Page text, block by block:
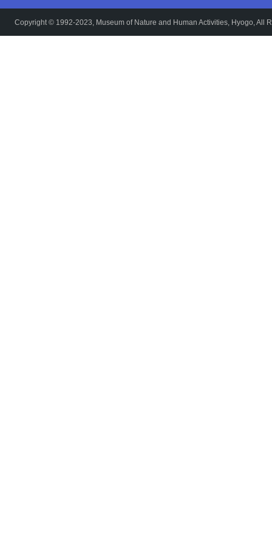
Copyright © 1992-2023, Museum of Nature and Human Activities, Hyogo, All